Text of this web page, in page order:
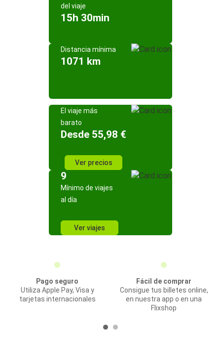
del viaje
15h 30min
Distancia mínima
1071 km
El viaje más
barato
Desde 55,98 €
Ver precios
9
Mínimo de viajes
al día
Ver viajes
Pago seguro
Utiliza Apple Pay, Visa y
tarjetas internacionales
Fácil de comprar
Consigue tus billetes online,
en nuestra app o en una
Flixshop